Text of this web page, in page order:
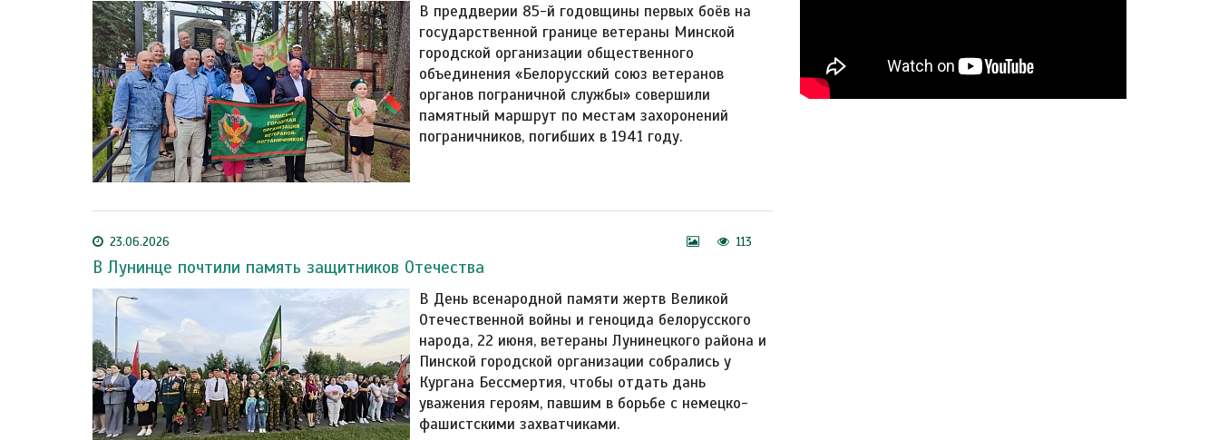
В преддверии 85-й годовщины первых боёв на
государственной границе ветераны Минской
городской организации общественного
объединения «Белорусский союз ветеранов
органов пограничной службы» совершили
памятный маршрут по местам захоронений
пограничников, погибших в 1941 году.
23.06.2026 113
В Лунинце почтили память защитников Отечества
В День всенародной памяти жертв Великой
Отечественной войны и геноцида белорусского
народа, 22 июня, ветераны Лунинецкого района и
Пинской городской организации собрались у
Кургана Бессмертия, чтобы отдать дань
уважения героям, павшим в борьбе с немецко-
фашистскими захватчиками.